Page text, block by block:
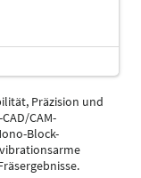
Präzision und
CAM-
Block-